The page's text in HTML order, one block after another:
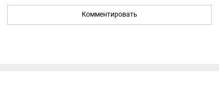
Комментировать